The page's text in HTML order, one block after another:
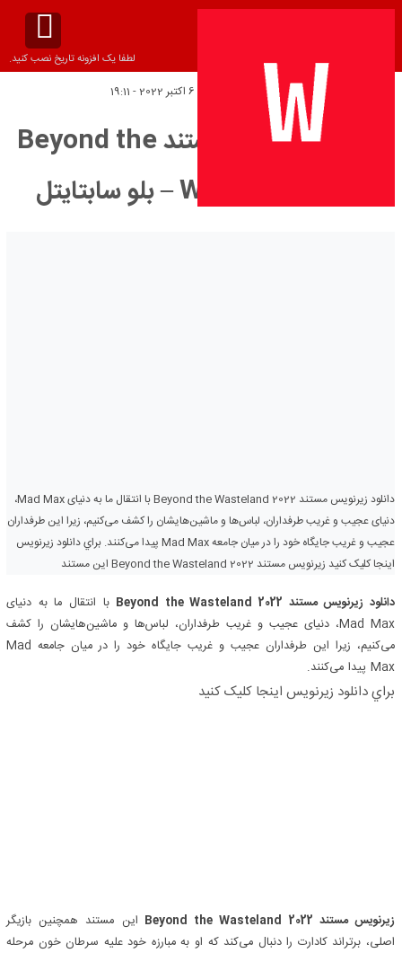
لطفا یک افزونه تاریخ نصب کنید.
تاریخ انتشار:
دانلود زیرنویس مستند Beyond the
Wasteland 2022 – بلو سابتايتل
دانلود زیرنویس مستند Beyond the Wasteland 2022 با انتقال ما به دنیای Mad Max،
دنیای عجیب و غریب طرفداران، لباس‌ها و ماشین‌هایشان را کشف می‌کنیم، زیرا این طرفداران
عجیب و غریب جایگاه خود را در میان جامعه Mad Max پیدا می‌کنند. براي دانلود زيرنويس
اينجا کليک کنيد زیرنویس مستند Beyond the Wasteland 2022 این مستند
دانلود زیرنویس مستند Beyond the Wasteland 2022
با انتقال ما به دنیای
Mad Max، دنیای عجیب و غریب طرفداران، لباس‌ها و ماشین‌هایشان را کشف
می‌کنیم، زیرا این طرفداران عجیب و غریب جایگاه خود را در میان جامعه Mad
Max پیدا می‌کنند.
براي دانلود زيرنويس اينجا کليک کنيد
زیرنویس مستند Beyond the Wasteland 2022
این مستند همچنین بازیگر
اصلی، برتراند کادارت را دنبال می‌کند که او به مبارزه خود علیه سرطان خون مرحله